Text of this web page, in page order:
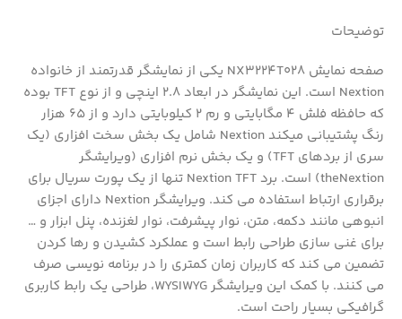
توضیحات
صفحه نمایش NX3224T028 یکی از نمایشگر قدرتمند از خانواده
Nextion است. این نمایشگر در ابعاد 2.8 اینچی و از نوع TFT بوده
که حافظه فلش 4 مگابایتی و رم 2 کیلوبایتی دارد و از 65 هزار
رنگ پشتیبانی میکند Nextion شامل یک بخش سخت افزاری (یک
سری از بردهای TFT) و یک بخش نرم افزاری (ویرایشگر
theNextion) است. برد Nextion TFT تنها از یک پورت سریال برای
برقراری ارتباط استفاده می کند. ویرایشگر Nextion دارای اجزای
انبوهی مانند دکمه، متن، نوار پیشرفت، نوار لغزنده، پنل ابزار و …
برای غنی سازی طراحی رابط است و عملکرد کشیدن و رها کردن
تضمین می کند که کاربران زمان کمتری را در برنامه نویسی صرف
می کنند. با کمک این ویرایشگر WYSIWYG، طراحی یک رابط کاربری
گرافیکی بسیار راحت است.